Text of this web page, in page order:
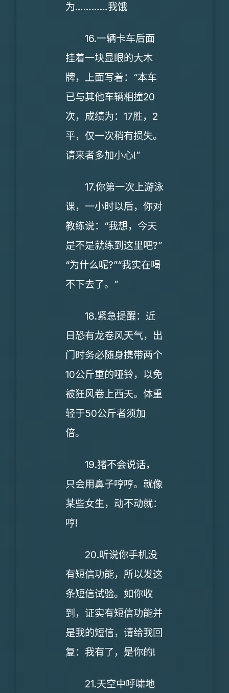
为…………我饿
16.一辆卡车后面
挂着一块显眼的大木
牌，上面写着：“本车
已与其他车辆相撞20
次，成绩为：17胜，2
平，仅一次稍有损失。
请来者多加小心!”
17.你第一次上游泳
课，一小时以后，你对
教练说：“我想，今天
是不是就练到这里吧?”
“为什么呢?”“我实在喝
不下去了。”
18.紧急提醒：近
日恐有龙卷风天气，出
门时务必随身携带两个
10公斤重的哑铃，以免
被狂风卷上西天。体重
轻于50公斤者须加
倍。
19.猪不会说话，
只会用鼻子哼哼。就像
某些女生，动不动就：
哼!
20.听说你手机没
有短信功能，所以发这
条短信试验。如你收
到，证实有短信功能并
是我的短信，请给我回
复：我有了，是你的!
21.天空中呼啸地